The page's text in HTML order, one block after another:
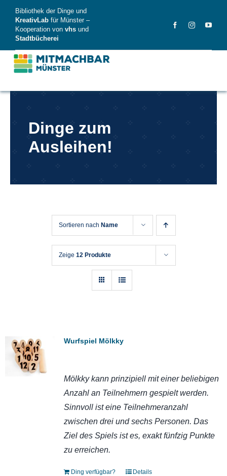
content
Bibliothek der Dinge und
KreativLab für Münster –
Kooperation von vhs und
Stadtbücherei
DingeDinge zum
Ausleihen!
Sortieren nach Name
Zeige 12 Produkte
Wurfspiel Mölkky
Mölkky kann prinzipiell mit einer beliebigen
Anzahl an Teilnehmern gespielt werden.
Sinnvoll ist eine Teilnehmeranzahl
zwischen drei und sechs Personen. Das
Ziel des Spiels ist es, exakt fünfzig Punkte
zu erreichen.
Ding verfügbar? Details